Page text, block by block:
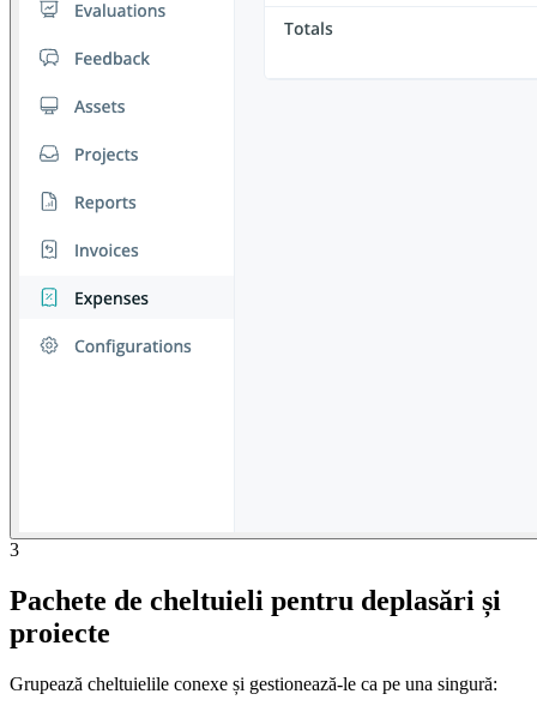
3
Pachete de cheltuieli pentru deplasări și
proiecte
Grupează cheltuielile conexe și gestionează-le ca pe una singură: